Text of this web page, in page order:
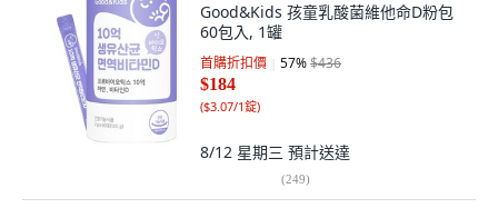
Good&Kids 孩童乳酸菌維他命D粉包
60包入, 1罐
首購折扣價 57%$436
$184
($3.07/1錠)
8/12 星期三 預計送達
(249)